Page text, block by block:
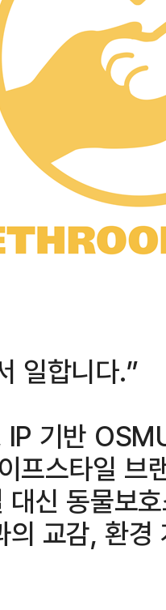
일합니다.”
IP 기반
프스타일
신 동물보
의 교감, 환